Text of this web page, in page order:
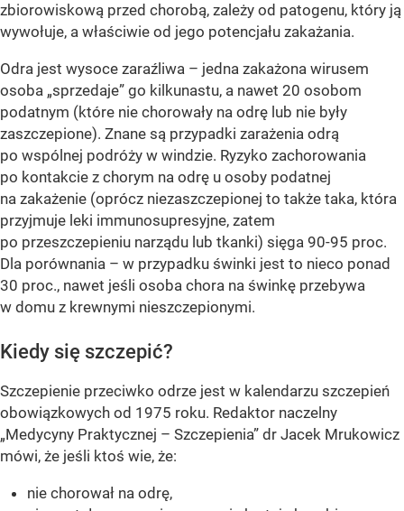
zbiorowiskową przed chorobą, zależy od patogenu, który ją
wywołuje, a właściwie od jego potencjału zakażania.
Odra jest wysoce zaraźliwa – jedna zakażona wirusem
osoba „sprzedaje” go kilkunastu, a nawet 20 osobom
podatnym (które nie chorowały na odrę lub nie były
zaszczepione). Znane są przypadki zarażenia odrą
po wspólnej podróży w windzie. Ryzyko zachorowania
po kontakcie z chorym na odrę u osoby podatnej
na zakażenie (oprócz niezaszczepionej to także taka, która
przyjmuje leki immunosupresyjne, zatem
po przeszczepieniu narządu lub tkanki) sięga 90-95 proc.
Dla porównania – w przypadku świnki jest to nieco ponad
30 proc., nawet jeśli osoba chora na świnkę przebywa
w domu z krewnymi nieszczepionymi.
Kiedy się szczepić?
Szczepienie przeciwko odrze jest w kalendarzu szczepień
obowiązkowych od 1975 roku. Redaktor naczelny
„Medycyny Praktycznej – Szczepienia” dr Jacek Mrukowicz
mówi, że jeśli ktoś wie, że:
nie chorował na odrę,